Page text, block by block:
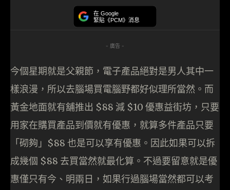
在 Google
緊貼《PCM》消息
- 廣告 -
今個星期就是父親節，電子產品絕對是男人其中一
樣浪漫，所以去腦場買電腦野都好似理所當然。而
黃金地面就有舖推出 $88 減 $10 優惠益街坊，只要
用家在購買產品到價就有優惠，就算多件產品只要
「砌夠」$88 也是可以享有優惠。因此如果可以拆
成幾個 $88 去買當然就最化算。不過要留意就是優
惠僅只有今、明兩日，如果行過腦場當然都可以考